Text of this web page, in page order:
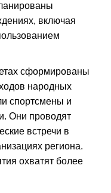
включая
сформированы
народных
спортсмены и
Они проводят
встречи в
региона.
охватят более